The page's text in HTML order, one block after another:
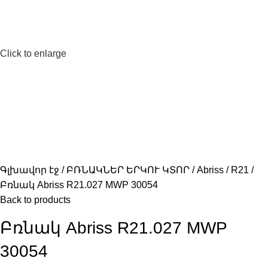
Click to enlarge
Գլխավոր էջ ԲՌՆԱԿՆԵՐ ԵՐԿՈՒ ԿՏՈՐ Abriss
R21
Բռնակ Abriss R21.027 MWP 30054
Back to products
Բռնակ Abriss R21.027 MWP
30054